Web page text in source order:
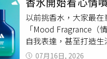
說，這是1場艱苦的戰
依賴，並為伊拉克人民
他14日在白宮會晤了
Administration）資料
為每日70萬桶原油。
（OPEC）第2大產油
以前挑香水，大家最
「Mood Fragrance（
自我表達，甚至打造
照每天不同情緒切換
07月16日, 2026